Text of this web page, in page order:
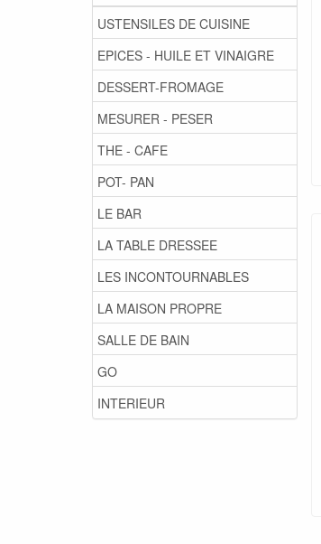
USTENSILES DE CUISINE
EPICES - HUILE ET VINAIGRE
DESSERT-FROMAGE
MESURER - PESER
THE - CAFE
POT- PAN
LE BAR
LA TABLE DRESSEE
LES INCONTOURNABLES
LA MAISON PROPRE
SALLE DE BAIN
GO
INTERIEUR